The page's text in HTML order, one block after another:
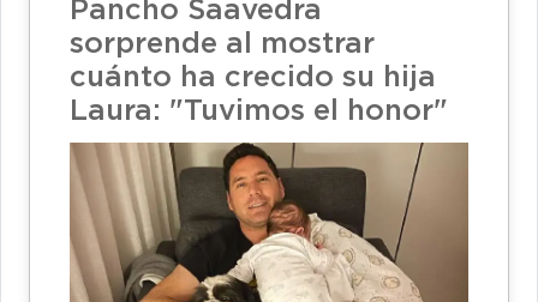
Pancho Saavedra
sorprende al mostrar
cuánto ha crecido su hija
Laura: "Tuvimos el honor"